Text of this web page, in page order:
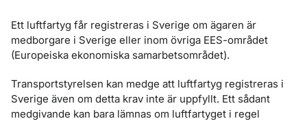
Ett luftfartyg får registreras i Sverige om ägaren är
medborgare i Sverige eller inom övriga EES-området
(Europeiska ekonomiska samarbetsområdet).
Transportstyrelsen kan medge att luftfartyg registreras i
Sverige även om detta krav inte är uppfyllt. Ett sådant
medgivande kan bara lämnas om luftfartyget i regel